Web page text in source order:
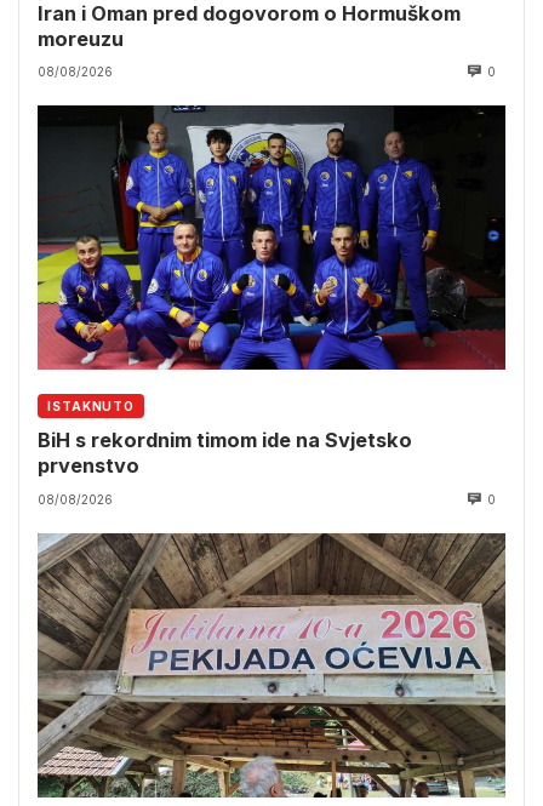
Iran i Oman pred dogovorom o Hormuškom
moreuzu
08/08/2026 0
ISTAKNUTO
BiH s rekordnim timom ide na Svjetsko
prvenstvo
08/08/2026 0